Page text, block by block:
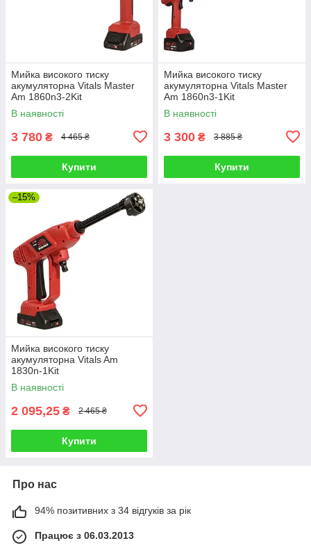
Мийка високого тиску
акумуляторна Vitals Master
Am 1860n3-2Kit
В наявності
3 780 ₴ 4 465 ₴
Купити
Мийка високого тиску
акумуляторна Vitals Master
Am 1860n3-1Kit
В наявності
3 300 ₴ 3 885 ₴
Купити
–15%
Мийка високого тиску
акумуляторна Vitals Am
1830n-1Kit
В наявності
2 095,25 ₴ 2 465 ₴
Купити
Про нас
94% позитивних з 34 відгуків за рік
Працює з 06.03.2013